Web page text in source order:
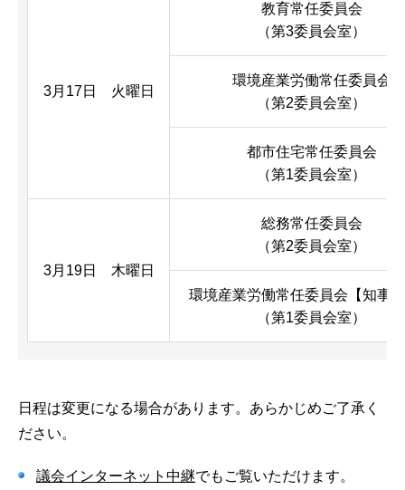
3月17日 火曜日
教育常任委員会
（第3委員会室）
環境産業労働常任委員会
（第2委員会室）
都市住宅常任委員会
（第1委員会室）
3月19日 木曜日
総務常任委員会
（第2委員会室）
環境産業労働常任委員会【知事
（第1委員会室）
日程は変更になる場合があります。あらかじめご了承く
ださい。
議会インターネット中継でもご覧いただけます。